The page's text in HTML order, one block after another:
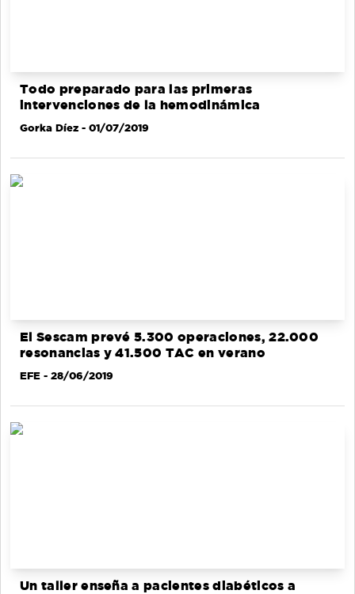
Todo preparado para las primeras
intervenciones de la hemodinámica
Gorka Díez - 01/07/2019
El Sescam prevé 5.300 operaciones, 22.000
resonancias y 41.500 TAC en verano
EFE - 28/06/2019
Un taller enseña a pacientes diabéticos a